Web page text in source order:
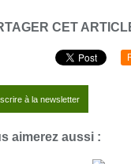
CET
à la newsletter
aimerez aussi :